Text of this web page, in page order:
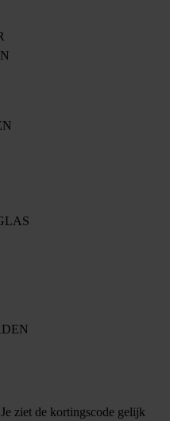
ziet de kortingscode gelijk